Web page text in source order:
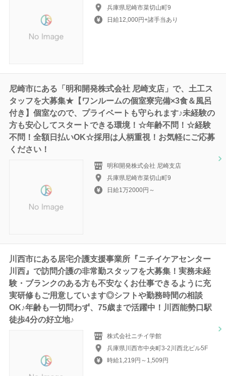
兵庫県尼崎市菜切山町9
日給12,000円+諸手当あり
尼崎市にある「明和開発株式会社 尼崎支店」で、土工ス
タッフを大募集★【ワンルームの個室寮完備×3食＆風呂
付き】個室なので、プライベートも守られます♪未経験の
方も安心してスタートできる環境！☆年齢不問！☆経験
不問！全額日払いOK☆採用は人柄重視！お気軽にご応募
ください！
明和開発株式会社 尼崎支店
兵庫県尼崎市菜切山町9
日給1万2000円～
川西市にある居宅介護支援事業所『ニチイケアセンター
川西』で訪問介護の非常勤スタッフを大募集！実務未経
験・ブランクのある方も不安なくお仕事できるように充
実研修もご用意しています◎シフトや勤務時間の相談
OK♪年齢も一切問わず、75歳まで活躍中！川西能勢口駅
徒歩4分の好立地♪
株式会社ニチイ学館
兵庫県川西市中央町3-2川西北ビル5F
時給1,219円～1,509円